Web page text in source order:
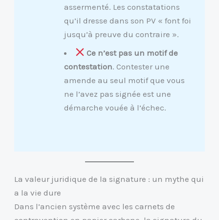
assermenté. Les constatations
qu’il dresse dans son PV « font foi
jusqu’à preuve du contraire ».
Ce n’est pas un motif de
contestation. Contester une
amende au seul motif que vous
ne l’avez pas signée est une
démarche vouée à l’échec.
La valeur juridique de la signature : un mythe qui
a la vie dure
Dans l’ancien système avec les carnets de